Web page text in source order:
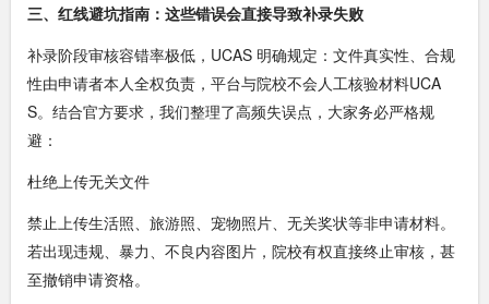
三、红线避坑指南：这些错误会直接导致补录失败
补录阶段审核容错率极低，UCAS 明确规定：文件真实性、合规
性由申请者本人全权负责，平台与院校不会人工核验材料UCA
S。结合官方要求，我们整理了高频失误点，大家务必严格规
避：
杜绝上传无关文件
禁止上传生活照、旅游照、宠物照片、无关奖状等非申请材料。
若出现违规、暴力、不良内容图片，院校有权直接终止审核，甚
至撤销申请资格。